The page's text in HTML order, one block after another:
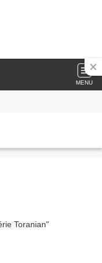
MENU